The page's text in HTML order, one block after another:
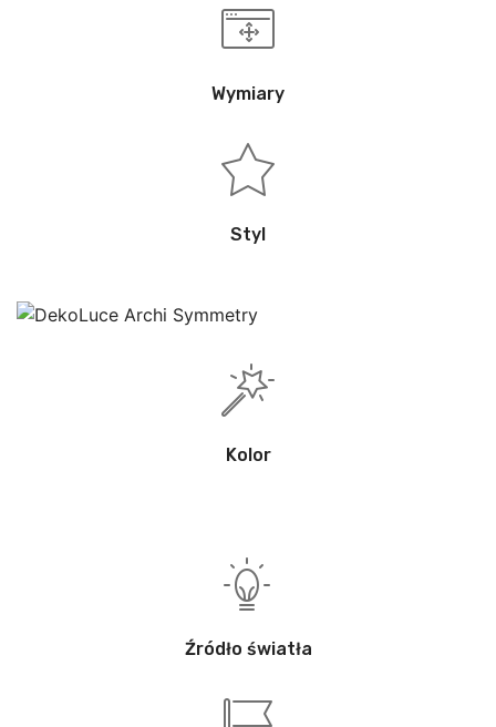
Wymiary
Styl
Kolor
Źródło światła